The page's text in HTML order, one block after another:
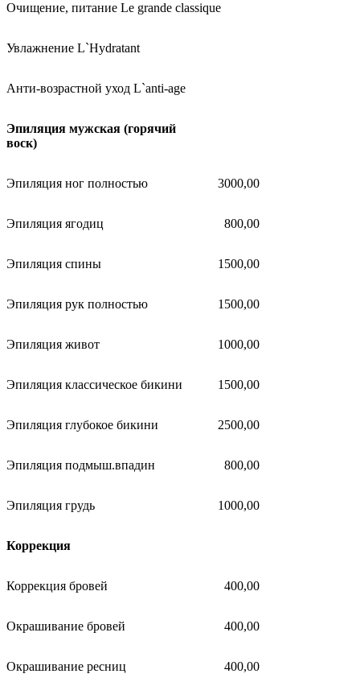
Очищение, питание Le grande classique
Увлажнение L`Hydratant
Анти-возрастной уход L`anti-age
Эпиляция мужская (горячий
воск)
Эпиляция ног полностью 3000,00
Эпиляция ягодиц 800,00
Эпиляция спины 1500,00
Эпиляция рук полностью 1500,00
Эпиляция живот 1000,00
Эпиляция классическое бикини 1500,00
Эпиляция глубокое бикини 2500,00
Эпиляция подмыш.впадин 800,00
Эпиляция грудь 1000,00
Коррекция
Коррекция бровей 400,00
Окрашивание бровей 400,00
Окрашивание ресниц 400,00